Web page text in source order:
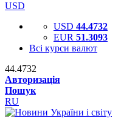
USD
USD 44.4732
EUR 51.3093
Всі курси валют
44.4732
Авторизація
Пошук
RU